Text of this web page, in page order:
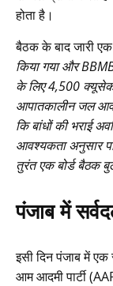
होता है।
बैठक के बाद जारी
किया गया और
के लिए 4,500 क्यूसेक
आपातकालीन जल
कि बांधों की भराई
आवश्यकता अनुसार
तुरंत एक बोर्ड बैठक
पंजाब में
इसी दिन पंजाब में
आम आदमी पार्टी